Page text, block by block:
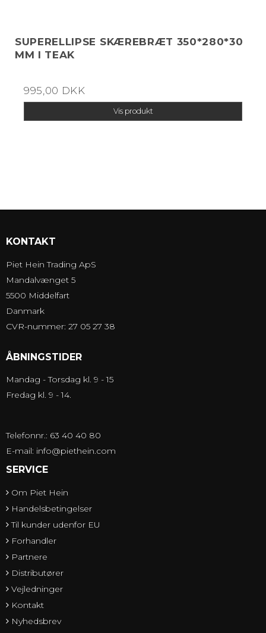
SUPERELLIPSE SKÆREBRÆT 350*280*30
MM I TEAK
995,00 DKK
Vis produkt
KONTAKT
Piet Hein Trading ApS
Mandalvænget 5
5500 Middelfart
Danmark
CVR-nummer: 27 05 27 38
ÅBNINGSTIDER
Mandag - Torsdag kl. 9 - 15
Fredag kl. 9 - 14.
Telefonnr.: 63 40 40 80
E-mail: info@piethein.com
SERVICE
Om Piet Hein
Handelsbetingelser
Til kunder udenfor EU
Forhandler
Partnere
Distributører
Vejledninger
Kontakt
Nyhedsbrev